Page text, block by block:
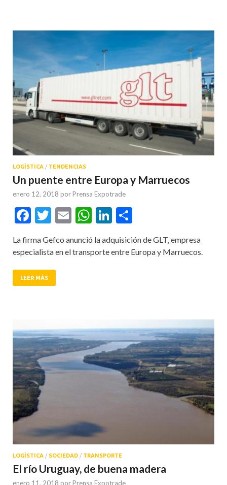
LOGÍSTICA / TENDENCIAS
Un puente entre Europa y Marruecos
enero 12, 2018 por Prensa Expotrade
Facebook
Twitter
EmailWhatsApp
LinkedIn
La firma Gefco anunció la adquisición de GLT, empresa
especialista en el transporte entre Europa y Marruecos.
LEER MÁS
LOGÍSTICA / SOCIEDAD / TRANSPORTE
El río Uruguay, de buena madera
enero 11, 2018 por Prensa Expotrade